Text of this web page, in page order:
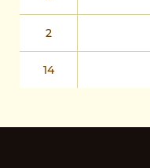
2
14